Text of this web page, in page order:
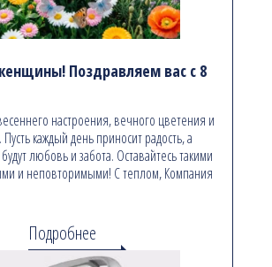
Поздравляем вас с 8
настроения, вечного цветения и
каждый день приносит радость, а
любовь и забота. Оставайтесь такими
и неповторимыми! С теплом, Компания
Подробнее